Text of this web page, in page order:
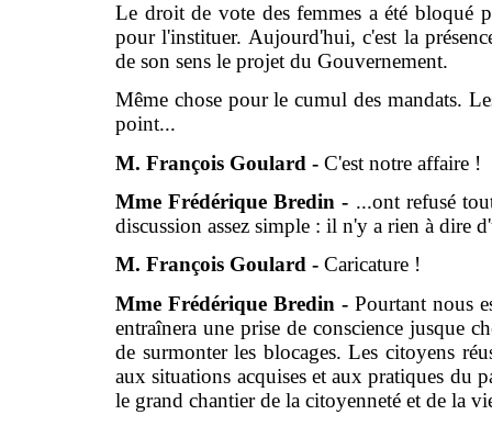
Le droit de vote des femmes a été bloqué
pour l'instituer. Aujourd'hui, c'est la
de son sens le projet du Gouvernement.
Même chose pour le cumul des mandats.
point...
M. François Goulard - C'est notre affaire !
Mme Frédérique Bredin - ...ont refusé
discussion assez simple : il n'y a rien à dire
M. François Goulard - Caricature !
Mme Frédérique Bredin - Pourtant nous
entraînera une prise de conscience jusque
de surmonter les blocages. Les citoyens
aux situations acquises et aux pratiques du
le grand chantier de la citoyenneté et de la